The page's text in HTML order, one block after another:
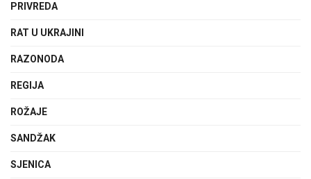
PRIVREDA
RAT U UKRAJINI
RAZONODA
REGIJA
ROŽAJE
SANDŽAK
SJENICA